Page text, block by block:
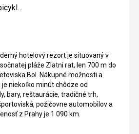
hotelový rezort je situovaný v
pláže Zlatni rat, len 700 m do
Bol. Nákupné možnosti a
niekoľko minút chôdze od
bary, reštaurácie, tradičné trh,
požičovne automobilov a
z Prahy je 1 090 km.